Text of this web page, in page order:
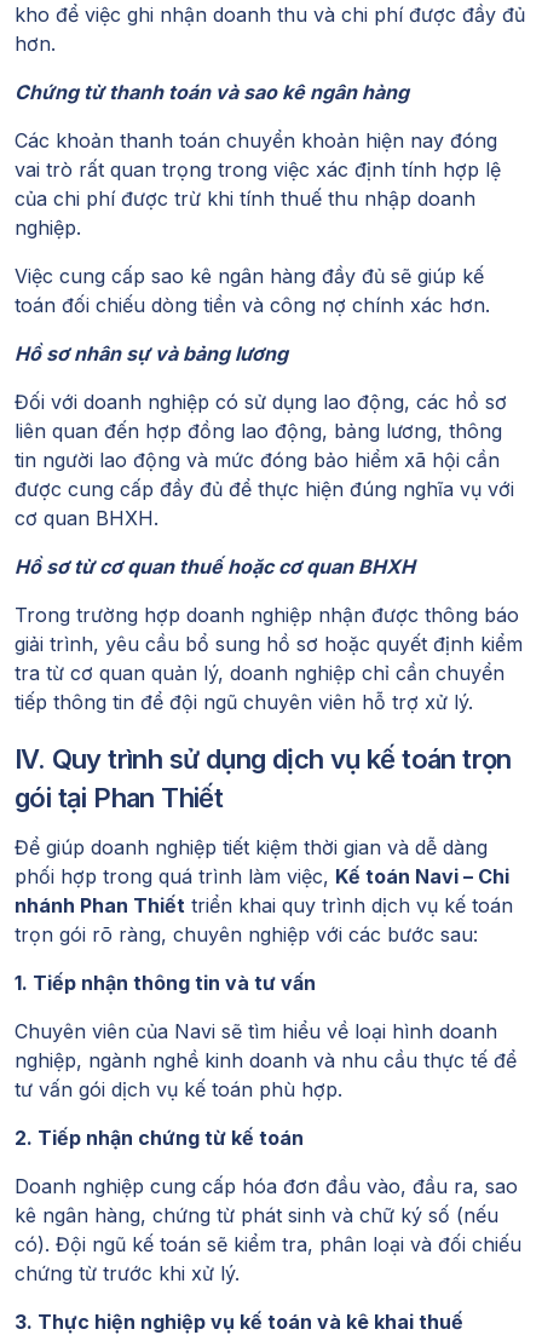
kho để việc ghi nhận doanh thu và chi phí được đầy đủ
hơn.
Chứng từ thanh toán và sao kê ngân hàng
Các khoản thanh toán chuyển khoản hiện nay đóng
vai trò rất quan trọng trong việc xác định tính hợp lệ
của chi phí được trừ khi tính thuế thu nhập doanh
nghiệp.
Việc cung cấp sao kê ngân hàng đầy đủ sẽ giúp kế
toán đối chiếu dòng tiền và công nợ chính xác hơn.
Hồ sơ nhân sự và bảng lương
Đối với doanh nghiệp có sử dụng lao động, các hồ sơ
liên quan đến hợp đồng lao động, bảng lương, thông
tin người lao động và mức đóng bảo hiểm xã hội cần
được cung cấp đầy đủ để thực hiện đúng nghĩa vụ với
cơ quan BHXH.
Hồ sơ từ cơ quan thuế hoặc cơ quan BHXH
Trong trường hợp doanh nghiệp nhận được thông báo
giải trình, yêu cầu bổ sung hồ sơ hoặc quyết định kiểm
tra từ cơ quan quản lý, doanh nghiệp chỉ cần chuyển
tiếp thông tin để đội ngũ chuyên viên hỗ trợ xử lý.
IV. Quy trình sử dụng dịch vụ kế toán trọn
gói tại Phan Thiết
Để giúp doanh nghiệp tiết kiệm thời gian và dễ dàng
phối hợp trong quá trình làm việc, Kế toán Navi – Chi
nhánh Phan Thiết triển khai quy trình dịch vụ kế toán
trọn gói rõ ràng, chuyên nghiệp với các bước sau:
1. Tiếp nhận thông tin và tư vấn
Chuyên viên của Navi sẽ tìm hiểu về loại hình doanh
nghiệp, ngành nghề kinh doanh và nhu cầu thực tế để
tư vấn gói dịch vụ kế toán phù hợp.
2. Tiếp nhận chứng từ kế toán
Doanh nghiệp cung cấp hóa đơn đầu vào, đầu ra, sao
kê ngân hàng, chứng từ phát sinh và chữ ký số (nếu
có). Đội ngũ kế toán sẽ kiểm tra, phân loại và đối chiếu
chứng từ trước khi xử lý.
3. Thực hiện nghiệp vụ kế toán và kê khai thuế